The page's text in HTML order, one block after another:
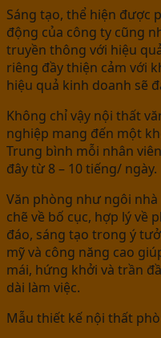
Sáng tạo, thể hiện được
động của công ty cũng
truyền thông với hiệu
riêng đầy thiện cảm với
hiệu quả kinh doanh sẽ
Không chỉ vậy nội thất
nghiệp mang đến một
Trung bình mỗi nhân
đây từ 8 – 10 tiếng/ ngày.
Văn phòng như ngôi
chẽ về bố cục, hợp lý về
đáo, sáng tạo trong ý
mỹ và công năng cao
mái, hứng khởi và trần
dài làm việc.
Mẫu thiết kế nội thất